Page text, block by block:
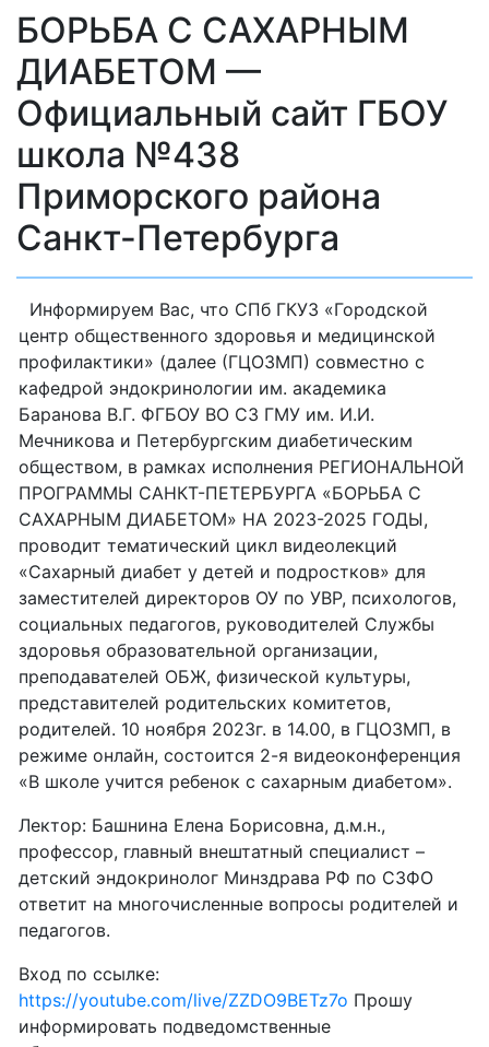
БОРЬБА С САХАРНЫМ
ДИАБЕТОМ —
Официальный сайт ГБОУ
школа №438
Приморского района
Санкт-Петербурга
Информируем Вас, что СПб ГКУЗ «Городской
центр общественного здоровья и медицинской
профилактики» (далее (ГЦОЗМП) совместно с
кафедрой эндокринологии им. академика
Баранова В.Г. ФГБОУ ВО СЗ ГМУ им. И.И.
Мечникова и Петербургским диабетическим
обществом, в рамках исполнения РЕГИОНАЛЬНОЙ
ПРОГРАММЫ САНКТ-ПЕТЕРБУРГА «БОРЬБА С
САХАРНЫМ ДИАБЕТОМ» НА 2023-2025 ГОДЫ,
проводит тематический цикл видеолекций
«Сахарный диабет у детей и подростков» для
заместителей директоров ОУ по УВР, психологов,
социальных педагогов, руководителей Службы
здоровья образовательной организации,
преподавателей ОБЖ, физической культуры,
представителей родительских комитетов,
родителей. 10 ноября 2023г. в 14.00, в ГЦОЗМП, в
режиме онлайн, состоится 2-я видеоконференция
«В школе учится ребенок с сахарным диабетом».
Лектор: Башнина Елена Борисовна, д.м.н.,
профессор, главный внештатный специалист –
детский эндокринолог Минздрава РФ по СЗФО
ответит на многочисленные вопросы родителей и
педагогов.
Вход по ссылке:
https://youtube.com/live/ZZDO9BETz7o Прошу
информировать подведомственные